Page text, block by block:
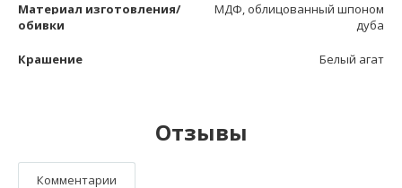
Материал изготовления/
обивки
МДФ, облицованный шпоном
дуба
Крашение Белый агат
Отзывы
Комментарии